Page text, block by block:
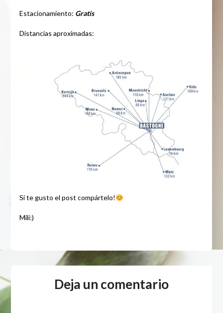
Estacionamiento: Gratis
Distancias aproximadas:
Si te gusto el post compártelo!
Mili:)
Deja un comentario